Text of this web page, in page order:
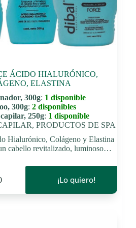
ÁCIDO HIALURÓNICO,
ELASTINA
300g: 1 disponible
300g:2 disponibles
250g: 1 disponible
,PRODUCTOS DE SPA
Hialurónico, Colágeno y Elastina
cabello revitalizado, luminoso…
¡Lo quiero!